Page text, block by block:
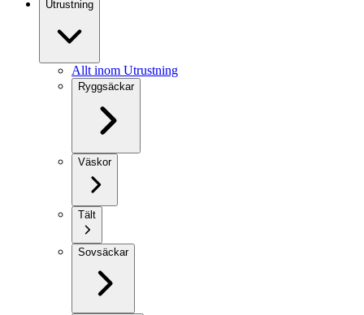
Utrustning
Allt inom Utrustning
Ryggsäckar
Väskor
Tält
Sovsäckar